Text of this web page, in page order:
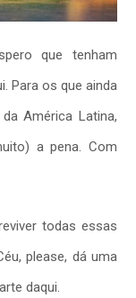
que tenham
Para os que ainda
América Latina,
a pena. Com
todas essas
please, dá uma
daqui.